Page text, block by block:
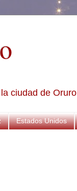
ciudad de Oruro
Estados Unidos